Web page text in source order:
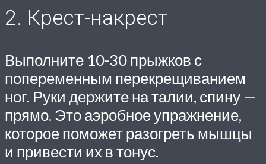
2. Крест-накрест
Выполните 10-30 прыжков с
попеременным перекрещиванием
ног. Руки держите на талии, спину —
прямо. Это аэробное упражнение,
которое поможет разогреть мышцы
и привести их в тонус.